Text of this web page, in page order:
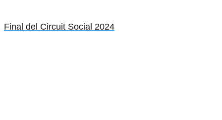
Final del Circuit Social 2024